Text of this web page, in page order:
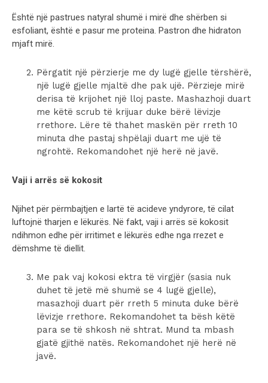
Është një pastrues natyral shumë i mirë dhe shërben si
esfoliant, është e pasur me proteina. Pastron dhe hidraton
mjaft mirë.
Përgatit një përzierje me dy lugë gjelle tërshërë,
një lugë gjelle mjaltë dhe pak ujë. Përzieje mirë
derisa të krijohet një lloj paste. Mashazhoji duart
me këtë scrub të krijuar duke bërë lëvizje
rrethore. Lëre të thahet maskën për rreth 10
minuta dhe pastaj shpëlaji duart me ujë të
ngrohtë. Rekomandohet një herë në javë.
Vaji i arrës së kokosit
Njihet për përmbajtjen e lartë të acideve yndyrore, të cilat
luftojnë tharjen e lëkurës. Në fakt, vaji i arrës së kokosit
ndihmon edhe për irritimet e lëkurës edhe nga rrezet e
dëmshme të diellit.
Me pak vaj kokosi ektra të virgjër (sasia nuk
duhet të jetë më shumë se 4 lugë gjelle),
masazhoji duart për rreth 5 minuta duke bërë
lëvizje rrethore. Rekomandohet ta bësh këtë
para se të shkosh në shtrat. Mund ta mbash
gjatë gjithë natës. Rekomandohet një herë në
javë.